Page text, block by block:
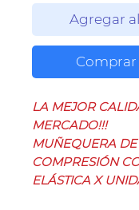
Agregar
Comprar
LA MEJOR
MERCADO!!!
MUÑEQUERA DE
COMPRESIÓN
ELÁSTICA X